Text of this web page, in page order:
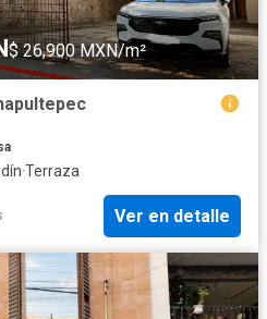
$ 26,900 MXN/m²
·Terraza
Ver en detalle